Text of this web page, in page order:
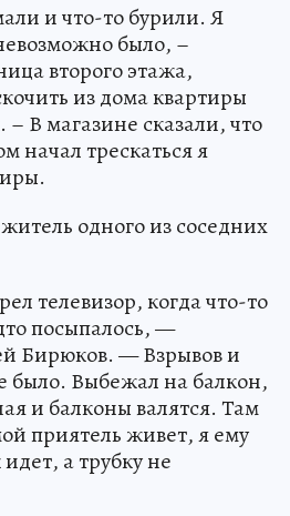
и что-то бурили. Я
было, –
второго этажа,
из дома квартиры
В магазине сказали, что
начал трескаться я
одного из соседних
телевизор, когда что-то
посыпалось, —
Бирюков. — Взрывов и
было. Выбежал на балкон,
и балконы валятся. Там
приятель живет, я ему
а трубку не